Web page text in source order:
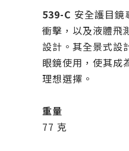
539-C 安全護目鏡
衝擊，以及液體飛
設計。其全景式設
眼鏡使用，使其成
理想選擇。
重量
77 克